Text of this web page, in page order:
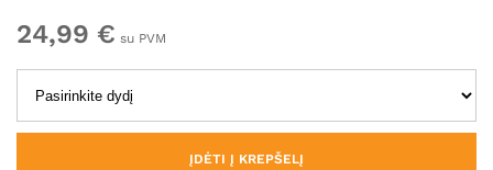
24,99 € su PVM
ĮDĖTI Į KREPŠELĮ